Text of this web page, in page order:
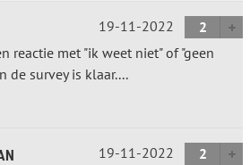
19-11-2022
2
reactie met "ik weet niet" of "geen
de survey is klaar....
19-11-2022
2